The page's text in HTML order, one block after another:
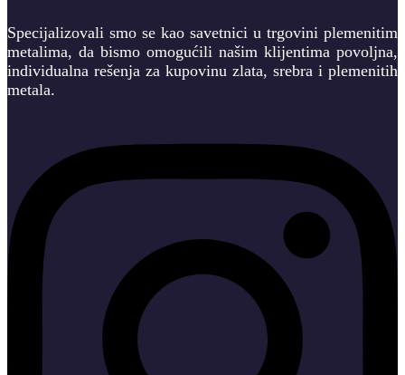
Specijalizovali smo se kao savetnici u trgovini plemenitim
metalima, da bismo omogućili našim klijentima povoljna,
individualna rešenja za kupovinu zlata, srebra i plemenitih
metala.